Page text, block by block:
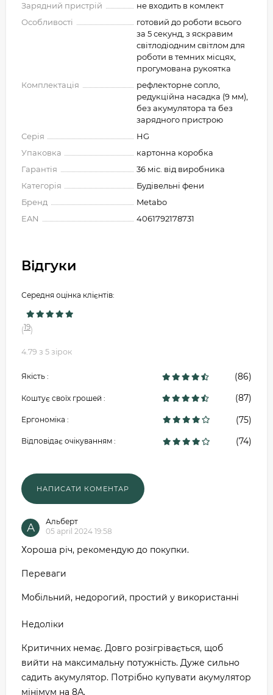
Зарядний пристрій
не входить в комлект
Особливості
готовий до роботи всього
за 5 секунд, з яскравим
світлодіодним світлом для
роботи в темних місцях,
прогумована рукоятка
Комплектація
рефлекторне сопло,
редукційна насадка (9 мм),
без акумулятора та без
зарядного пристрою
Серія
HG
Упаковка
картонна коробка
Гарантія
36 міс. від виробника
Категорія
Будівельні фени
Бренд
Metabo
EAN
4061792178731
Відгуки
Середня оцінка клієнтів:
(19)
4.79 з 5 зірок
Якість : (86)
Коштує своїх грошей : (87)
Ергономіка : (75)
Відповідає очікуванням : (74)
А
Альберт
05 april 2024 19:58
Хороша річ, рекомендую до покупки.
Переваги
Мобільний, недорогий, простий у використанні
Недоліки
Критичних немає. Довго розігрівається, щоб
вийти на максимальну потужність. Дуже сильно
садить акумулятор. Потрібно купувати акумулятор
мінімум на 8А.